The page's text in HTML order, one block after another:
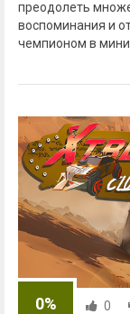
преодолеть
воспоминания и
чемпионом в
0% 0